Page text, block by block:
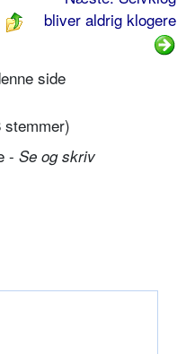
bliver aldrig klogere
side
stemmer)
- Se og skriv